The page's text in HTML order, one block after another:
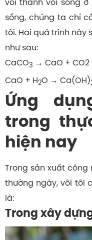
sống, chúng ta chỉ
tôi. Hai quá trình này
như sau:
CaCO3 → CaO + CO2
CaO + H2O → Ca(OH)
Ứng
trong
hiện nay
Trong sản xuất
thường ngày, vôi tôi
là:
Trong xây